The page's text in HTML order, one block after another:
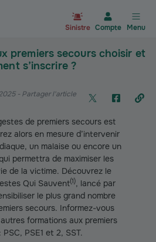
Sinistre Compte Menu
premiers secours choisir et
s’inscrire ?
- Partager l'article
de premiers secours est
alors en mesure d’intervenir
un malaise ou encore un
permettra de maximiser les
de la victime. Découvrez le
Qui Sauvent(1), lancé par
le plus grand nombre
secours. Informez-vous
formations aux premiers
PSE1 et 2, SST.